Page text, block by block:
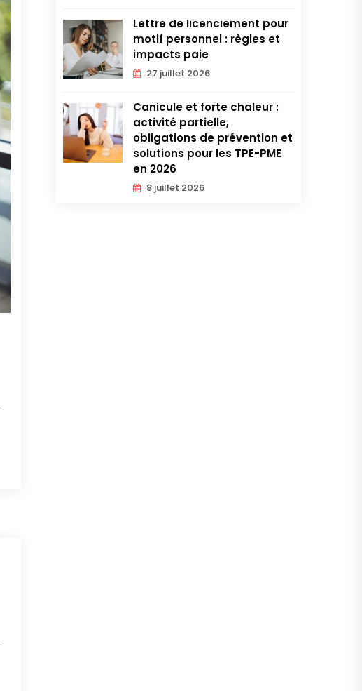
Lettre de licenciement pour
motif personnel : règles et
impacts paie
27 juillet 2026
Canicule et forte chaleur :
activité partielle,
obligations de prévention et
solutions pour les TPE-PME
en 2026
8 juillet 2026